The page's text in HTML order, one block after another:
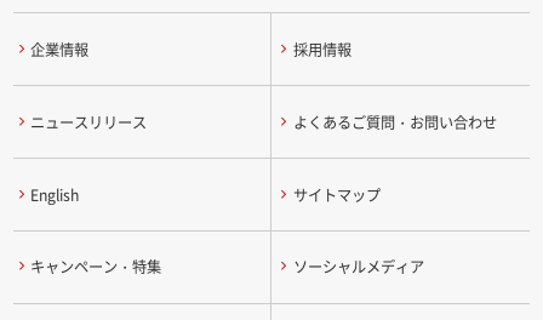
企業情報 採用情報
ニュースリリース よくあるご質問・お問い合わせ
English サイトマップ
キャンペーン・特集 ソーシャルメディア